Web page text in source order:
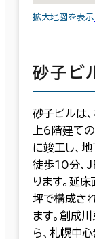
拡大地図を表示
砂子ビ
砂子ビルは
上6階建て
に竣工し、
徒歩10分、
ります。延
坪で構成さ
ます。創成
ら、札幌中